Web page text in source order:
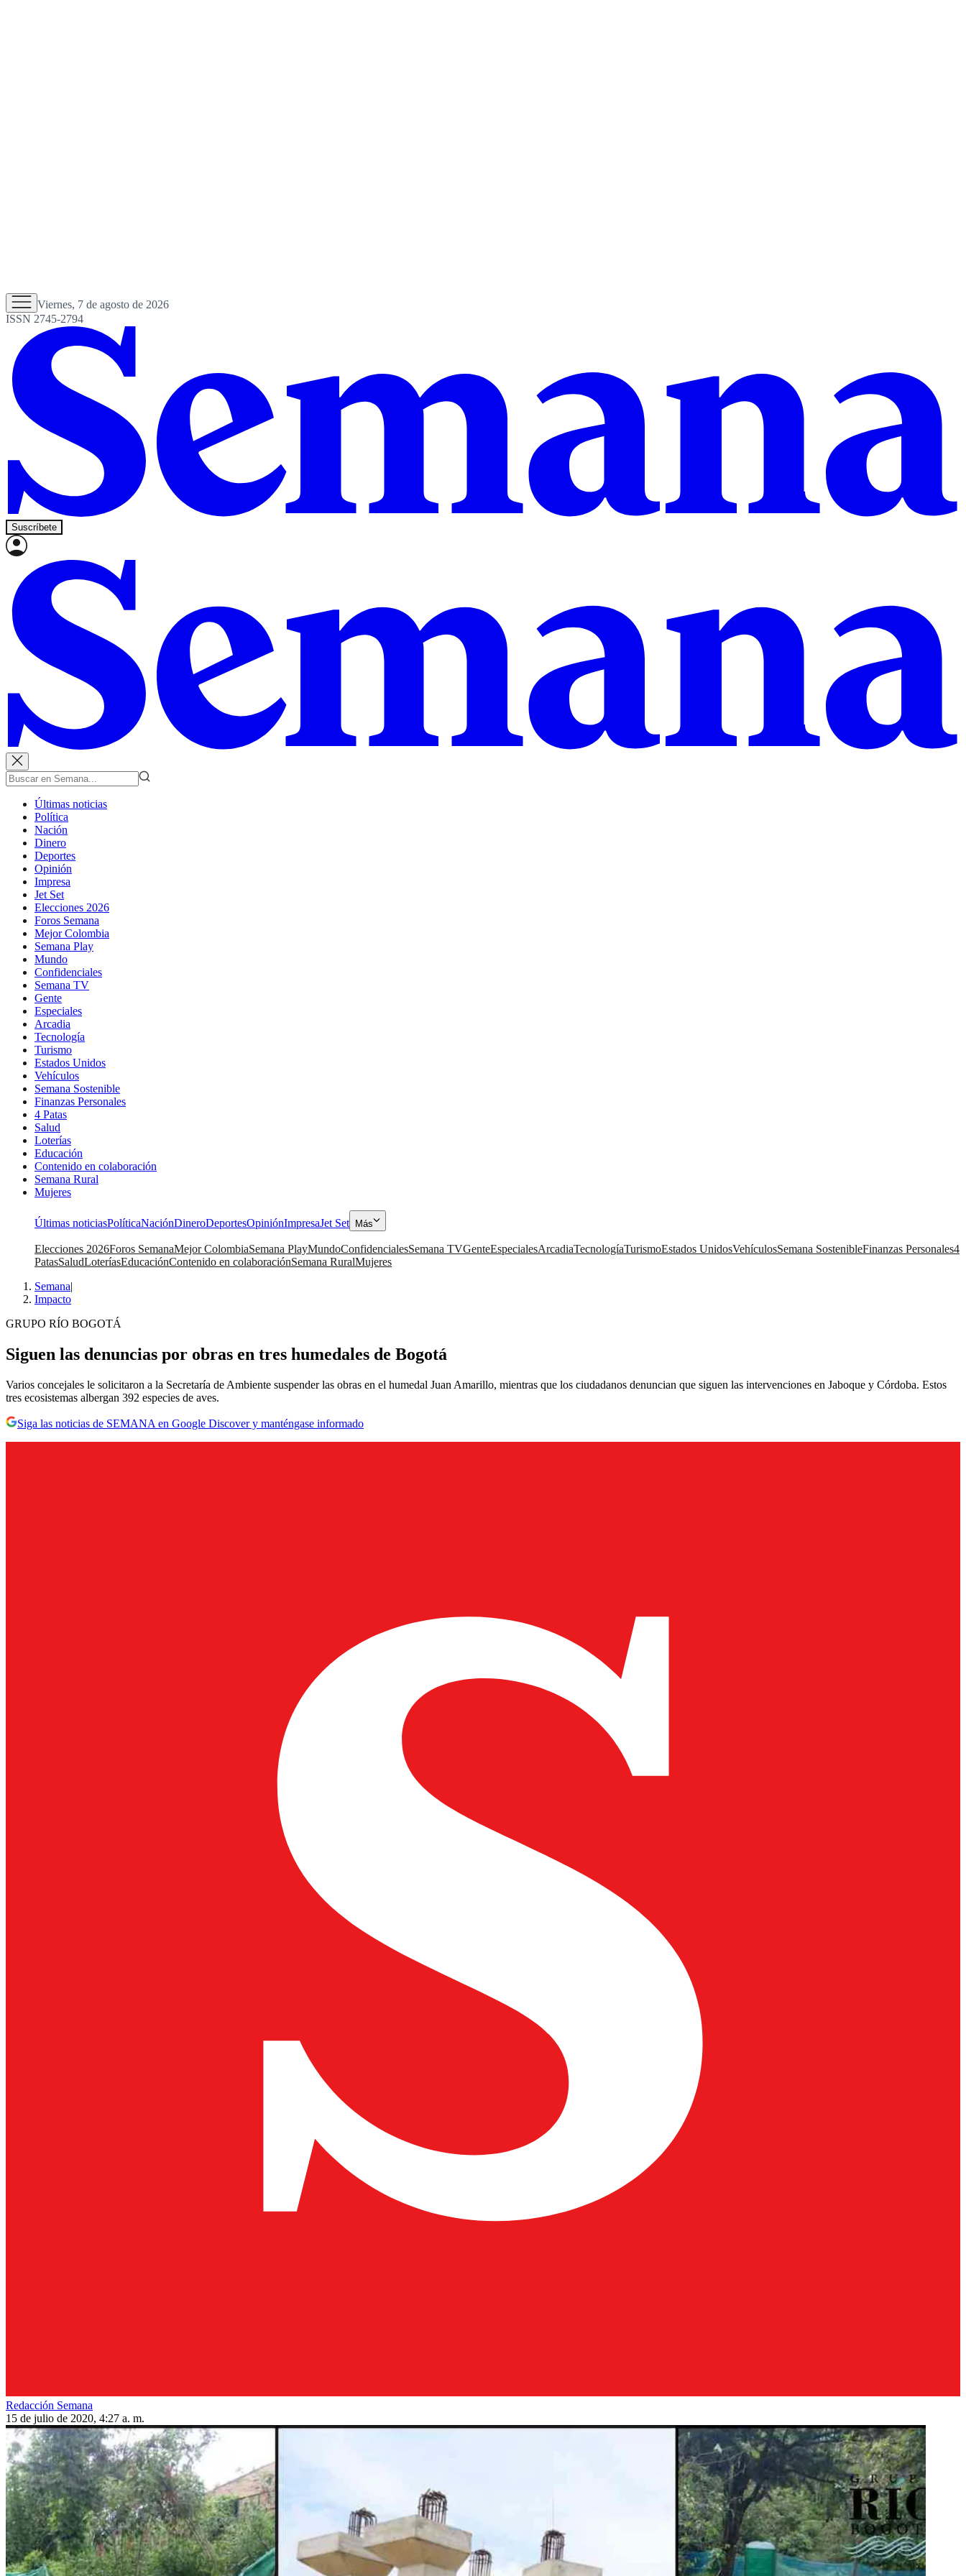
Viernes, 7 de agosto de 2026
ISSN 2745-2794
Suscríbete
Últimas noticias
Política
Nación
Dinero
Deportes
Opinión
Impresa
Jet Set
Elecciones 2026
Foros Semana
Mejor Colombia
Semana Play
Mundo
Confidenciales
Semana TV
Gente
Especiales
Arcadia
Tecnología
Turismo
Estados Unidos
Vehículos
Semana Sostenible
Finanzas Personales
4 Patas
Salud
Loterías
Educación
Contenido en colaboración
Semana Rural
Mujeres
Últimas noticiasPolíticaNaciónDineroDeportesOpiniónImpresaJet Set Más
Elecciones 2026Foros SemanaMejor ColombiaSemana PlayMundoConfidencialesSemana TVGenteEspecialesArcadiaTecnologíaTurismoEstados UnidosVehículosSemana SostenibleFinanzas Personales4
PatasSaludLoteríasEducaciónContenido en colaboraciónSemana RuralMujeres
Semana|
Impacto
GRUPO RÍO BOGOTÁ
Siguen las denuncias por obras en tres humedales de Bogotá
Varios concejales le solicitaron a la Secretaría de Ambiente suspender las obras en el humedal Juan Amarillo, mientras que los ciudadanos denuncian que siguen las intervenciones en Jaboque y Córdoba. Estos
tres ecosistemas albergan 392 especies de aves.
Siga las noticias de SEMANA en Google Discover y manténgase informado
Redacción Semana
15 de julio de 2020, 4:27 a. m.